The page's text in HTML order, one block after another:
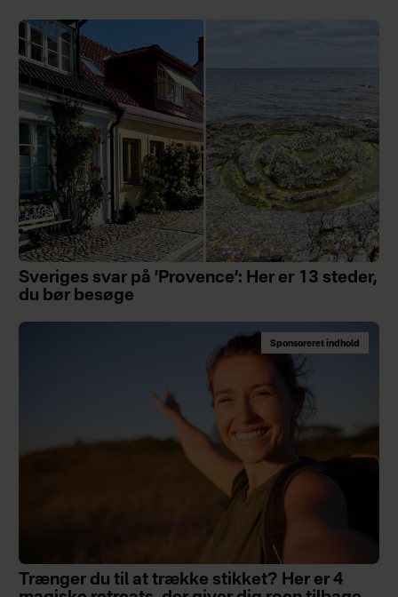
Sveriges svar på ’Provence’: Her er 13 steder,
du bør besøge
Sponsoreret indhold
Trænger du til at trække stikket? Her er 4